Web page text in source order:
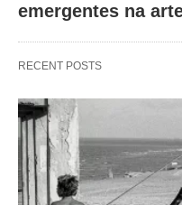
emergentes na
RECENT POSTS